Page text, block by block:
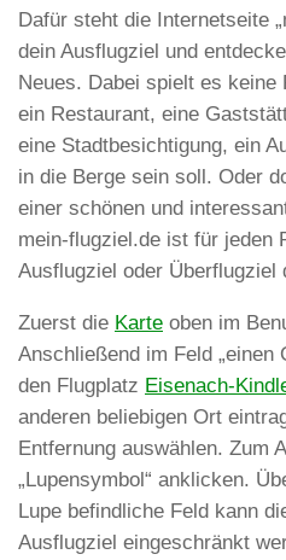
Dafür steht die Internetseite
dein Ausflugziel und
Neues. Dabei spielt es keine
ein Restaurant, eine
eine Stadtbesichtigung, ein
in die Berge sein soll. Oder
einer schönen und
mein-flugziel.de ist für jeden
Ausflugziel oder Überflugziel
Zuerst die Karte oben im
Anschließend im Feld „einen
den Flugplatz Eisenach-
anderen beliebigen Ort
Entfernung auswählen. Zum
„Lupensymbol“ anklicken.
Lupe befindliche Feld kann
Ausflugziel eingeschränkt